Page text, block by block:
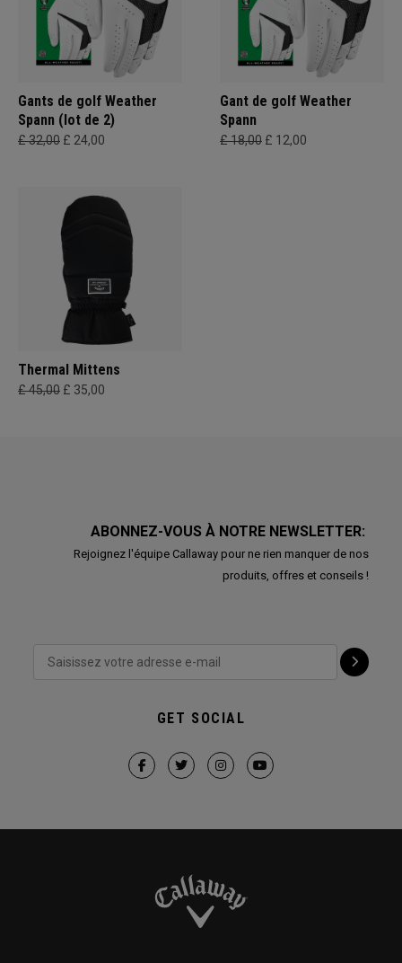
Gants de golf Weather
Spann (lot de 2)
£ 32,00 £ 24,00
Gant de golf Weather
Spann
£ 18,00 £ 12,00
Thermal Mittens
£ 45,00 £ 35,00
ABONNEZ-VOUS À NOTRE NEWSLETTER:
Rejoignez l'équipe Callaway pour ne rien manquer de nos
produits, offres et conseils !
GET SOCIAL